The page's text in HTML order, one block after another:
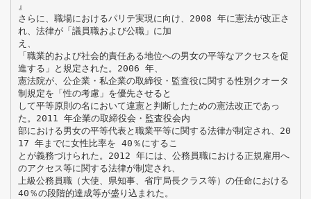
』
さらに、職場におけるパリテ実現に向け、2008 年に憲法が改正さ
れ、法律が「議員職および公職」に加
え、
「職業的および社会的責任ある地位への男女の平等なアクセスを促
進する」と規定された。2006 年、
憲法院が、公企業・私企業の取締役・監査役に関する性別クオータ
制規定を「性の考慮」を優先させると
して平等原則の名において違憲と判断したための憲法改正であっ
た。2011 年企業の取締役会・監査役会内
部における男女の平等代表と職業平等に関する法律が制定され、20
17 年までに女性比率を 40％にするこ
とが義務づけられた。2012 年には、公務員職における正規雇用へ
のアクセス等に関する法律が制定され、
上級公務員職（大使、県知事、省庁局長クラス等）の任命における
40％の段階的達成等が盛り込まれた。